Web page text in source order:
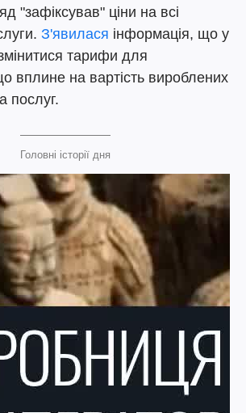
"зафіксував" ціни на всі
З'явилася інформація, що у
тарифи для
вплине на вартість вироблених
послуг.
Головні історії дня